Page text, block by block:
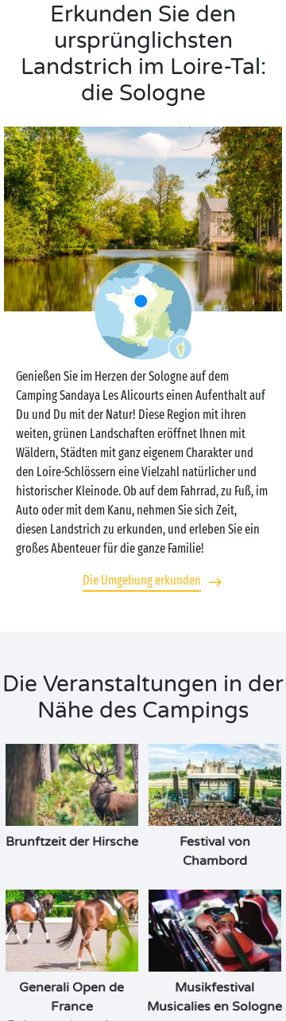
Erkunden Sie den
ursprünglichsten
Landstrich im Loire-Tal:
die Sologne
Genießen Sie im Herzen der Sologne auf dem
Camping Sandaya Les Alicourts einen Aufenthalt auf
Du und Du mit der Natur! Diese Region mit ihren
weiten, grünen Landschaften eröffnet Ihnen mit
Wäldern, Städten mit ganz eigenem Charakter und
den Loire-Schlössern eine Vielzahl natürlicher und
historischer Kleinode. Ob auf dem Fahrrad, zu Fuß, im
Auto oder mit dem Kanu, nehmen Sie sich Zeit,
diesen Landstrich zu erkunden, und erleben Sie ein
großes Abenteuer für die ganze Familie!
Die Umgebung erkunden
Die Veranstaltungen in der
Nähe des Campings
Brunftzeit der Hirsche
Festival von
Chambord
Generali Open de
France
Musikfestival
Musicalies en Sologne